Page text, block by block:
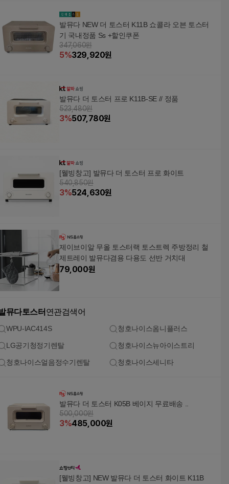
발뮤다 NEW 더 토스터 K11B 쇼콜라 오븐 토스터
기 국내정품 Ss +할인쿠폰
347,060원
5%329,920원
발뮤다 더 토스터 프로 K11B-SE // 정품
523,480원
3%507,780원
[웰빙창고] 발뮤다 더 토스터 프로 화이트
540,850원
3%524,630원
제이브이알 무올 토스터랙 토스트렉 주방정리 철
제트레이 발뮤다겸용 다용도 선반 거치대
79,000원
뮤다토스터 연관검색어
WPU-IAC414S 청호나이스옴니플러스
LG공기청정기렌탈 청호나이스뉴아이스트리
청호나이스얼음정수기렌탈 청호나이스세니타
발뮤다 더 토스터 K05B 베이지 무료배송 ..
500,000원
3%485,000원
[웰빙창고] NEW 발뮤다 더 토스터 화이트 K11B